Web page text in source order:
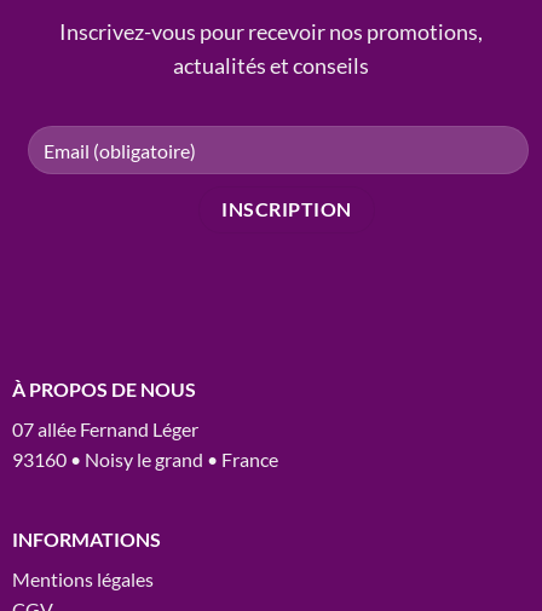
Inscrivez-vous pour recevoir nos promotions,
actualités et conseils
À PROPOS DE NOUS
07 allée Fernand Léger
93160 • Noisy le grand • France
INFORMATIONS
Mentions légales